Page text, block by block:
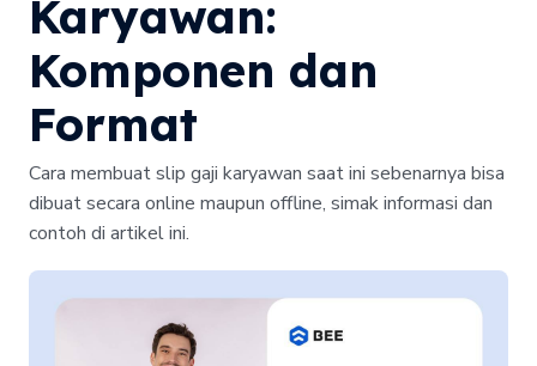
Karyawan:
Komponen dan
Format
Cara membuat slip gaji karyawan saat ini sebenarnya bisa
dibuat secara online maupun offline, simak informasi dan
contoh di artikel ini.